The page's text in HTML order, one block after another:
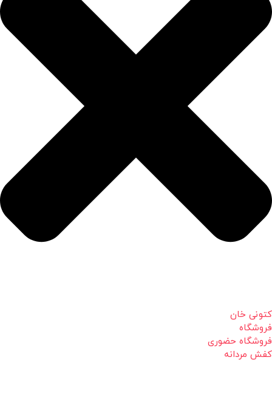
کتونی خان
فروشگاه
فروشگاه حضوری
کفش مردانه